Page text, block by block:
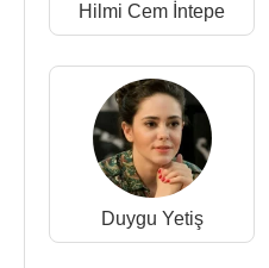
Kaynak:Biyografiler.com
Hilmi Cem İntepe
Duygu Yetiş